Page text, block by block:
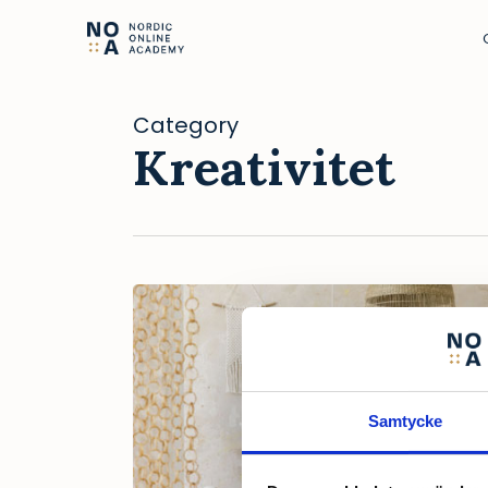
Samtycke
Category
Kreativitet